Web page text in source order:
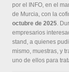
por el INFO, en el
de Murcia, con la
octubre de 2025.
empresarios
stand, a quienes
mismo, muestras, y
uno de ellos para